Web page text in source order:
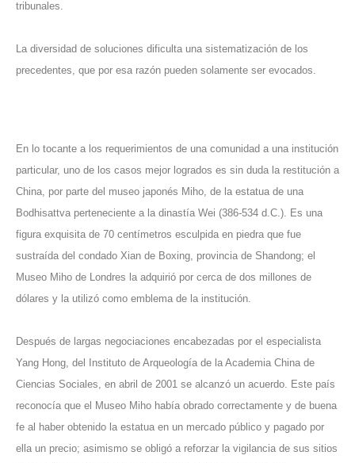
tribunales.
La diversidad de soluciones dificulta una sistematización de los
precedentes, que por esa razón pueden solamente ser evocados.
En lo tocante a los requerimientos de una comunidad a una institución
particular, uno de los casos mejor logrados es sin duda la restitución a
China, por parte del museo japonés Miho, de la estatua de una
Bodhisattva perteneciente a la dinastía Wei (386-534 d.C.). Es una
figura exquisita de 70 centímetros esculpida en piedra que fue
sustraída del condado Xian de Boxing, provincia de Shandong; el
Museo Miho de Londres la adquirió por cerca de dos millones de
dólares y la utilizó como emblema de la institución.
Después de largas negociaciones encabezadas por el especialista
Yang Hong, del Instituto de Arqueología de la Academia China de
Ciencias Sociales, en abril de 2001 se alcanzó un acuerdo. Este país
reconocía que el Museo Miho había obrado correctamente y de buena
fe al haber obtenido la estatua en un mercado público y pagado por
ella un precio; asimismo se obligó a reforzar la vigilancia de sus sitios